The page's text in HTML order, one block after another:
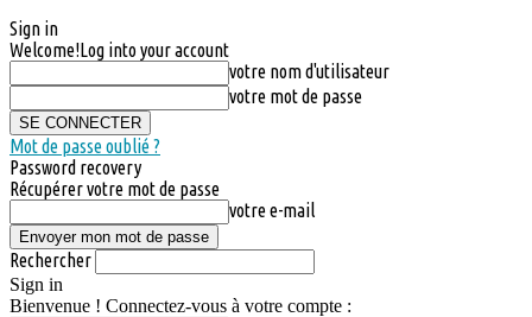
Sign in
Welcome!Log into your account
votre nom d'utilisateur
votre mot de passe
Mot de passe oublié ?
Password recovery
Récupérer votre mot de passe
votre e-mail
Rechercher
Sign in
Bienvenue ! Connectez-vous à votre compte :